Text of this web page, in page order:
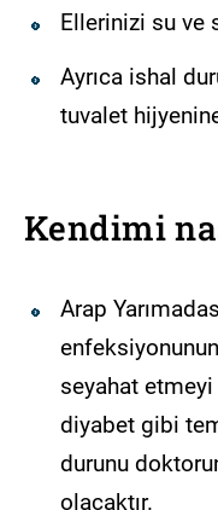
Ellerinizi su ve
Ayrıca ishal
tuvalet
Kendimi
Arap
seyahat etmeyi
diyabet gibi
durunu
olacaktır.